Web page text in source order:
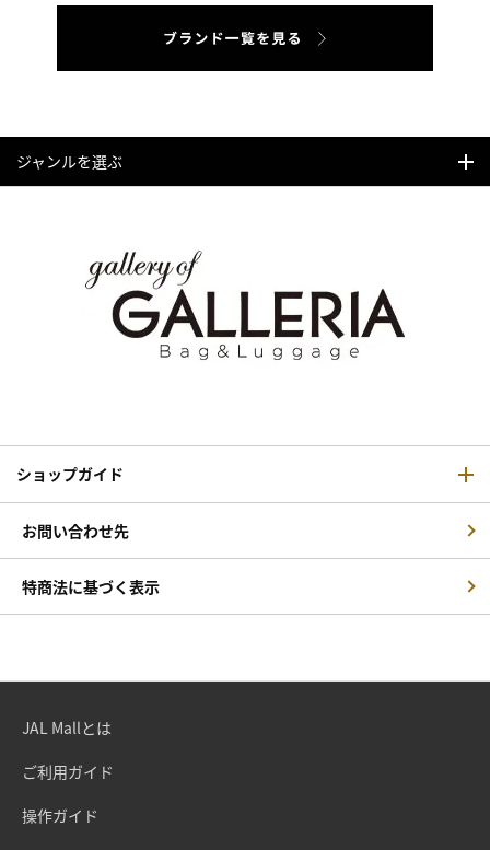
ジャンルを選ぶ
ショップガイド
お問い合わせ先
特商法に基づく表示
JAL Mallとは
ご利用ガイド
操作ガイド